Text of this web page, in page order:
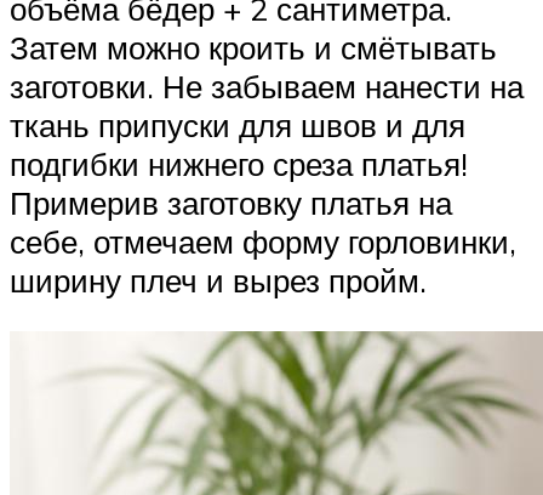
объёма бёдер + 2 сантиметра.
Затем можно кроить и смётывать
заготовки. Не забываем нанести на
ткань припуски для швов и для
подгибки нижнего среза платья!
Примерив заготовку платья на
себе, отмечаем форму горловинки,
ширину плеч и вырез пройм.